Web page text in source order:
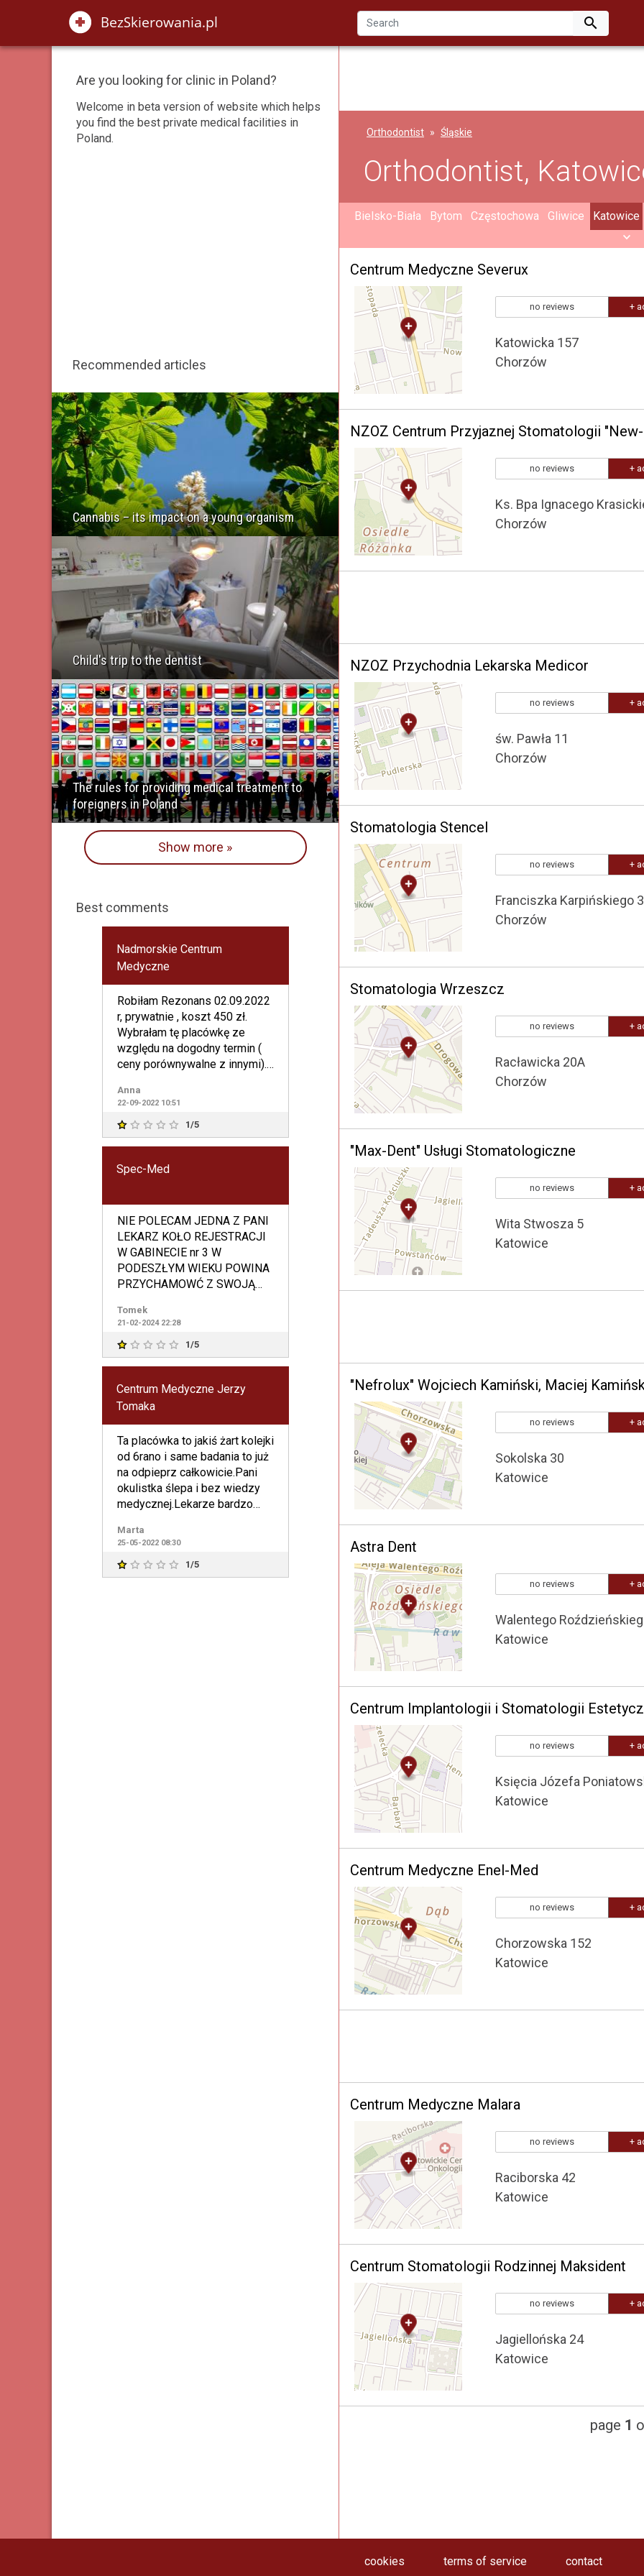

Orthodontist Śląskie
Orthodontist,
Bielsko-Biała Bytom Częstochowa Gliwice Katowice
Centrum Medyczne Severux
no reviews +
Katowicka 157
Chorzów
no reviews +
Ks. Bpa Ignacego
Chorzów
NZOZ Przychodnia Lekarska Medicor
no reviews +
św. Pawła 11
Chorzów
Stomatologia Stencel
no reviews +
Franciszka Karpińskiego 3
Chorzów
Stomatologia Wrzeszcz
no reviews +
Racławicka 20A
Chorzów
"Max-Dent" Usługi Stomatologiczne
no reviews +
Wita Stwosza 5
Katowice
"Nefrolux" Wojciech Kamiński, Maciej
no reviews +
Sokolska 30
Katowice
Astra Dent
no reviews +
Walentego
Katowice
Centrum Implantologii i Stomatologii
no reviews +
Księcia Józefa
Katowice
Centrum Medyczne Enel-Med
no reviews +
Chorzowska 152
Katowice
Centrum Medyczne Malara
no reviews +
Raciborska 42
Katowice
Centrum Stomatologii Rodzinnej Maksident
no reviews +
Jagiellońska 24
Katowice
page 1
Are you looking for clinic in Poland?
Welcome in beta version of website which helps
you find the best private medical facilities in
Poland.
Recommended articles
Cannabis – its impact on a young organism
Child's trip to the dentist
The rules for providing medical treatment to
foreigners in Poland
Show more »
Best comments
Nadmorskie Centrum
Medyczne
Robiłam Rezonans 02.09.2022
r, prywatnie , koszt 450 zł.
Wybrałam tę placówkę ze
względu na dogodny termin (
ceny porównywalne z innymi).
Anna
22-09-2022 10:51
1/5
Spec-Med
NIE POLECAM JEDNA Z PANI
LEKARZ KOŁO REJESTRACJI
W GABINECIE nr 3 W
PODESZŁYM WIEKU POWINA
PRZYCHAMOWĆ Z SWOJĄ
OSOBISTĄ CO DO LUDZI I
Tomek
21-02-2024 22:28
1/5
Centrum Medyczne Jerzy
Tomaka
Ta placówka to jakiś żart kolejki
od 6rano i same badania to już
na odpieprz całkowicie.Pani
okulistka ślepa i bez wiedzy
medycznej.Lekarze bardzo
Marta
25-05-2022 08:30
1/5
cookies terms of service contact